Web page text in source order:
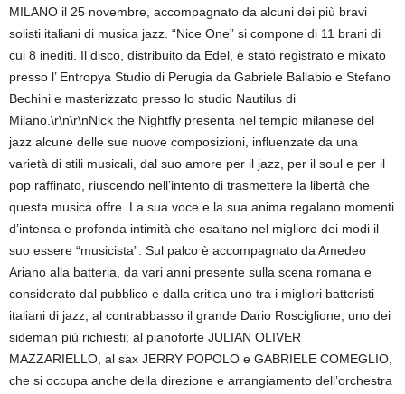
MILANO il 25 novembre, accompagnato da alcuni dei più bravi
solisti italiani di musica jazz. “Nice One” si compone di 11 brani di
cui 8 inediti. Il disco, distribuito da Edel, è stato registrato e mixato
presso l’ Entropya Studio di Perugia da Gabriele Ballabio e Stefano
Bechini e masterizzato presso lo studio Nautilus di
Milano.\r\n\r\nNick the Nightfly presenta nel tempio milanese del
jazz alcune delle sue nuove composizioni, influenzate da una
varietà di stili musicali, dal suo amore per il jazz, per il soul e per il
pop raffinato, riuscendo nell’intento di trasmettere la libertà che
questa musica offre. La sua voce e la sua anima regalano momenti
d’intensa e profonda intimità che esaltano nel migliore dei modi il
suo essere “musicista”. Sul palco è accompagnato da Amedeo
Ariano alla batteria, da vari anni presente sulla scena romana e
considerato dal pubblico e dalla critica uno tra i migliori batteristi
italiani di jazz; al contrabbasso il grande Dario Rosciglione, uno dei
sideman più richiesti; al pianoforte JULIAN OLIVER
MAZZARIELLO, al sax JERRY POPOLO e GABRIELE COMEGLIO,
che si occupa anche della direzione e arrangiamento dell’orchestra